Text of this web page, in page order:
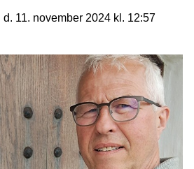
11. november 2024 kl. 12:57